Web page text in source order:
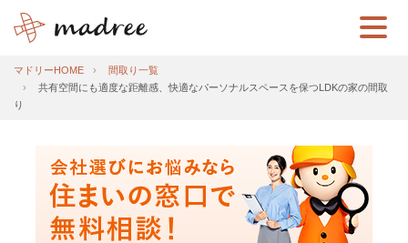
マドリーHOME
間取り一覧
共有空間にも適度な距離感、快適なパーソナルスペースを保つLDKの家の間取
り